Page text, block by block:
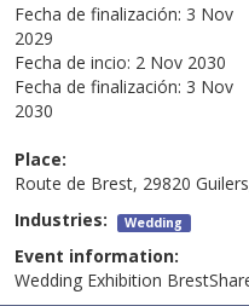
Fecha de finalización: 3 Nov
2029
Fecha de incio: 2 Nov 2030
Fecha de finalización: 3 Nov
2030
Place:
Route de Brest, 29820
Industries: Wedding
Event information:
Wedding Exhibition